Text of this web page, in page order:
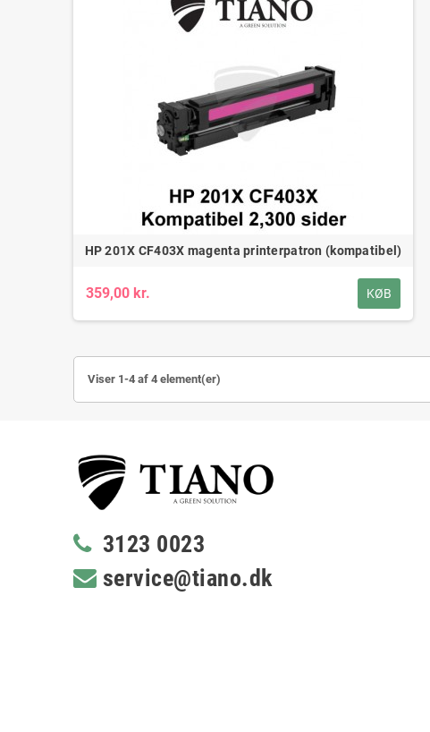
HP 201X CF403X magenta printerpatron (kompatibel)
359,00 kr. KØB
Viser 1-4 af 4 element(er)
3123 0023
service@tiano.dk